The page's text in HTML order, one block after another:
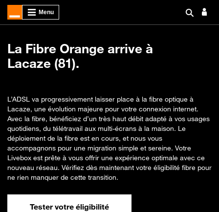
La Fibre Orange arrive à
Lacaze (81).
L’ADSL va progressivement laisser place à la fibre optique à
Lacaze, une évolution majeure pour votre connexion internet.
Avec la fibre, bénéficiez d’un très haut débit adapté à vos usages
quotidiens, du télétravail aux multi-écrans à la maison. Le
déploiement de la fibre est en cours, et nous vous
accompagnons pour une migration simple et sereine. Votre
Livebox est prête à vous offrir une expérience optimale avec ce
nouveau réseau. Vérifiez dès maintenant votre éligibilité fibre pour
ne rien manquer de cette transition.
Tester votre éligibilité